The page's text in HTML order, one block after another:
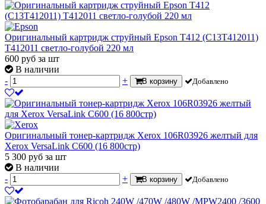
Оригинальный картридж струйный Epson T412 (C13T412011)
T412011 светло-голубой 220 мл
600 руб за шт
В наличии
-
+ В корзину Добавлено
Оригинальный тонер-картридж Xerox 106R03926 желтый для
Xerox VersaLink C600 (16 800стр)
5 300 руб за шт
В наличии
-
+ В корзину Добавлено